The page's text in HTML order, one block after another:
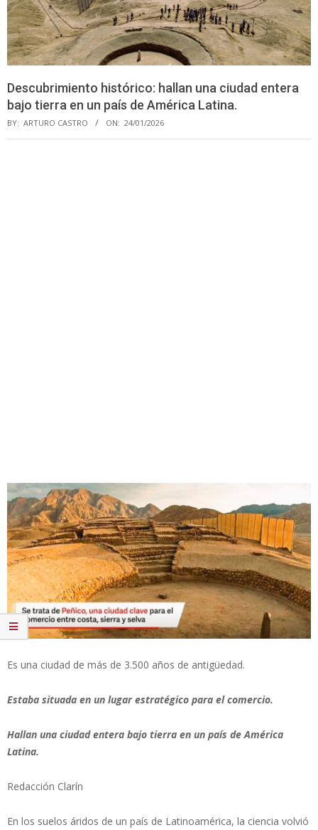
Descubrimiento histórico: hallan una ciudad entera
bajo tierra en un país de América Latina.
BY: ARTURO CASTRO ON: 24/01/2026
Es una ciudad de más de 3.500 años de antigüedad.
Estaba situada en un lugar estratégico para el comercio.
Hallan una ciudad entera bajo tierra en un país de América
Latina.
Redacción Clarín
En los suelos áridos de un país de Latinoamérica, la ciencia volvió